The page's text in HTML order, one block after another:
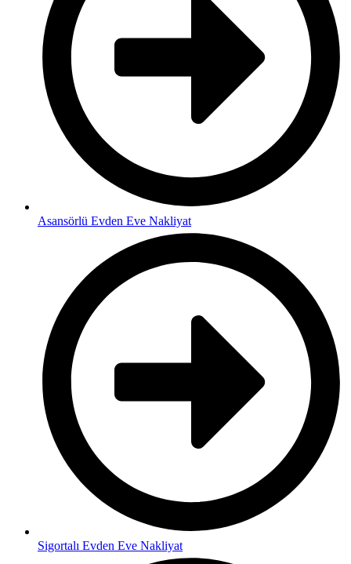
Asansörlü Evden Eve Nakliyat
Sigortalı Evden Eve Nakliyat